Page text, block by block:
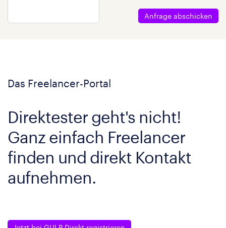
Anfrage abschicken
Das Freelancer-Portal
Direktester geht's nicht!
Ganz einfach Freelancer
finden und direkt Kontakt
aufnehmen.